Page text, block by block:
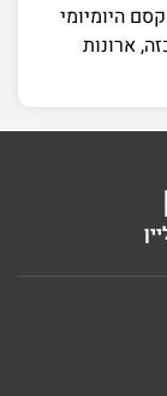
היומיומי
ארונות